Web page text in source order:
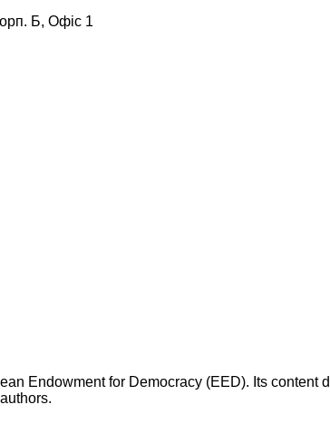
Б, Офіс 1
Endowment for Democracy (EED). Its